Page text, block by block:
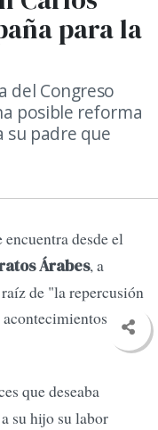
para la
del Congreso
posible reforma
su padre que
encuentra desde el
Árabes, a
de "la repercusión
que deseaba
su hijo su labor